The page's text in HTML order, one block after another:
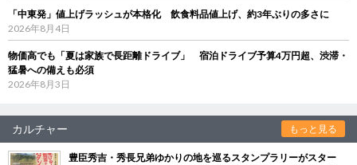
「中東発」値上げラッシュが本格化 飲食料品値上げ、約3年ぶりの多さに
2026年8月4日
物価高でも「夏は家族で長距離ドライブ」 宿泊ドライブ予算4万円超、渋滞・
猛暑への備えも必須
2026年8月3日
カルチャー もっと見る
豊臣秀吉・秀長兄弟ゆかりの地を巡るスタンプラリーがスター